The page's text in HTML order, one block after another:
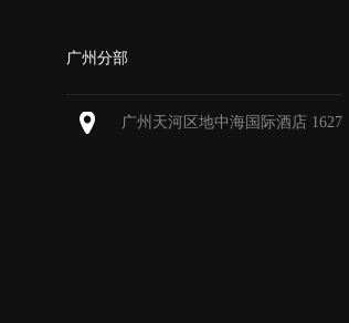
广州分部
广州天河区地中海国际酒店 1627